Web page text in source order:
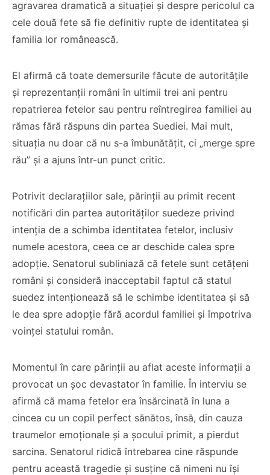
agravarea dramatică a situației și despre pericolul ca
cele două fete să fie definitiv rupte de identitatea și
familia lor românească.
El afirmă că toate demersurile făcute de autoritățile
și reprezentanții români în ultimii trei ani pentru
repatrierea fetelor sau pentru reîntregirea familiei au
rămas fără răspuns din partea Suediei. Mai mult,
situația nu doar că nu s-a îmbunătățit, ci „merge spre
rău” și a ajuns într-un punct critic.
Potrivit declarațiilor sale, părinții au primit recent
notificări din partea autorităților suedeze privind
intenția de a schimba identitatea fetelor, inclusiv
numele acestora, ceea ce ar deschide calea spre
adopție. Senatorul subliniază că fetele sunt cetățeni
români și consideră inacceptabil faptul că statul
suedez intenționează să le schimbe identitatea și să
le dea spre adopție fără acordul familiei și împotriva
voinței statului român.
Momentul în care părinții au aflat aceste informații a
provocat un șoc devastator în familie. În interviu se
afirmă că mama fetelor era însărcinată în luna a
cincea cu un copil perfect sănătos, însă, din cauza
traumelor emoționale și a șocului primit, a pierdut
sarcina. Senatorul ridică întrebarea cine răspunde
pentru această tragedie și susține că nimeni nu își